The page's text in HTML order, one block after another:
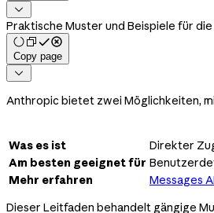

Praktische Muster und Beispiele für
Copy page

Anthropic bietet zwei Möglichkeiten,
Was es ist
Direkter
Am besten geeignet für
Mehr erfahren
Messages
Dieser Leitfaden behandelt gängige